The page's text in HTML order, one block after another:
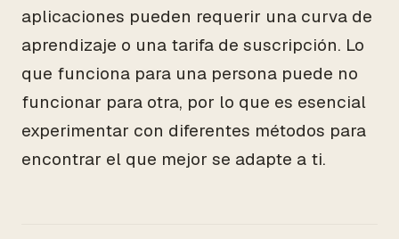
aplicaciones pueden requerir una curva de
aprendizaje o una tarifa de suscripción. Lo
que funciona para una persona puede no
funcionar para otra, por lo que es esencial
experimentar con diferentes métodos para
encontrar el que mejor se adapte a ti.